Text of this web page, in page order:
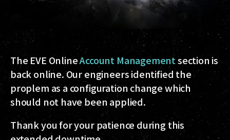
The EVE OnlineAccount Managementsection is
back online. Our engineers identified the
proplem as a configuration change which
should not have been applied.
Thank you for your patience during this